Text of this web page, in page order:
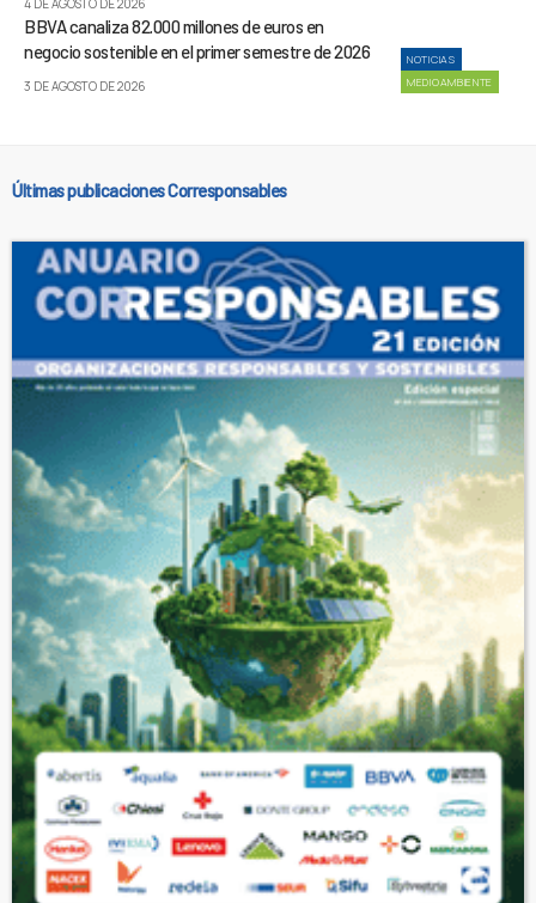
4 DE AGOSTO DE 2026
NOTICIAS
MEDIOAMBIENTE
BBVA canaliza 82.000 millones de euros en
negocio sostenible en el primer semestre de 2026
3 DE AGOSTO DE 2026
Últimas publicaciones Corresponsables